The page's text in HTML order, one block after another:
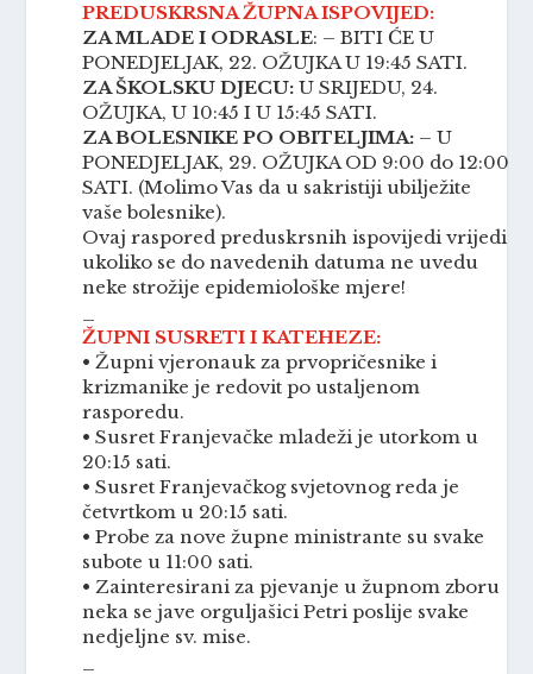
PREDUSKRSNA ŽUPNA ISPOVIJED:
ZA MLADE I ODRASLE: – BITI ĆE U
PONEDJELJAK, 22. OŽUJKA U 19:45 SATI.
ZA ŠKOLSKU DJECU: U SRIJEDU, 24.
OŽUJKA, U 10:45 I U 15:45 SATI.
ZA BOLESNIKE PO OBITELJIMA: – U
PONEDJELJAK, 29. OŽUJKA OD 9:00 do 12:00
SATI. (Molimo Vas da u sakristiji ubilježite
vaše bolesnike).
Ovaj raspored preduskrsnih ispovijedi vrijedi
ukoliko se do navedenih datuma ne uvedu
neke strožije epidemiološke mjere!
ŽUPNI SUSRETI I KATEHEZE:
• Župni vjeronauk za prvopričesnike i
krizmanike je redovit po ustaljenom
rasporedu.
• Susret Franjevačke mladeži je utorkom u
20:15 sati.
• Susret Franjevačkog svjetovnog reda je
četvrtkom u 20:15 sati.
• Probe za nove župne ministrante su svake
subote u 11:00 sati.
• Zainteresirani za pjevanje u župnom zboru
neka se jave orguljašici Petri poslije svake
nedjeljne sv. mise.